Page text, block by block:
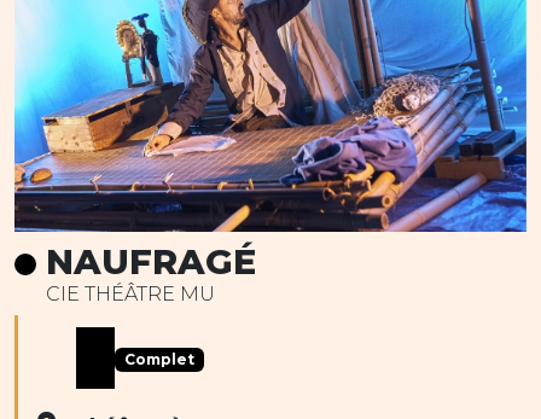
NAUFRAGÉ
CIE THÉÂTRE MU
Complet